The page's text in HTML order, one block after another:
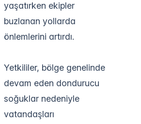
yaşatırken ekipler
buzlanan yollarda
önlemlerini artırdı.
Yetkililer, bölge genelinde
devam eden dondurucu
soğuklar nedeniyle
vatandaşları